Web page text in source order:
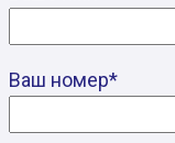
Ваш номер*